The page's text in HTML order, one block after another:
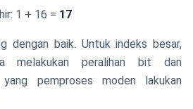
1 + 16 = 17
dengan baik. Untuk indeks besar,
melakukan peralihan bit dan
yang pemproses moden lakukan